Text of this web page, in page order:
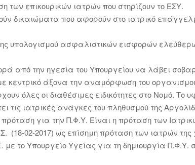
των επικουρικών ιατρών που στηρίζουν το ΕΣΥ.
δικαιώματα που αφορούν στο ιατρικό
υπολογισμού ασφαλιστικών εισφορών
από την ηγεσία του Υπουργείου να λάβει
κεντρικό άξονα την αναμόρφωση του
όλες οι διαθέσιμες ειδικότητες στο Νομό. Το
τις ιατρικές ανάγκες του πληθυσμού της
πρόταση για την Π.Φ.Υ. Είναι η πρόταση των
(18-02-2017) ως επίσημη πρόταση των ιατρών
με το Υπουργείο Υγείας για τη δημιουργία